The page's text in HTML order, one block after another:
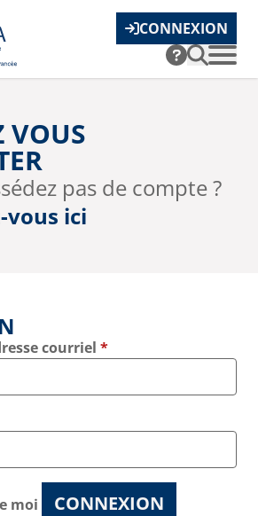
CONNEXION
VOUS
pas de compte ?
vous ici
courriel *
moi CONNEXION